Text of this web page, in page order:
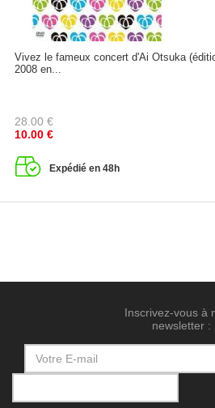
Vivez le fameux concert d'Ai Otsuka
2008 en...
28.00 €
10.00 €
Expédié en 48h
Inscrivez-vous à
newsletter :